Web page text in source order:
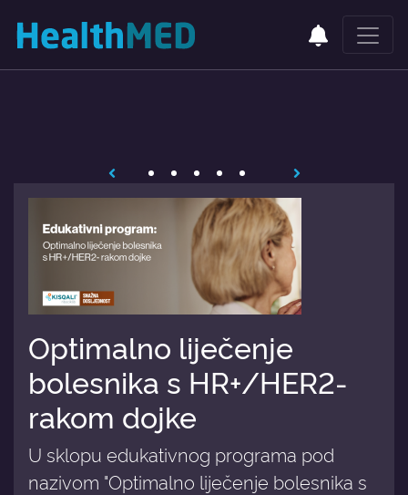
Optimalno liječenje
bolesnika s HR+/HER2-
rakom dojke
U sklopu edukativnog programa pod
nazivom "Optimalno liječenje bolesnika s